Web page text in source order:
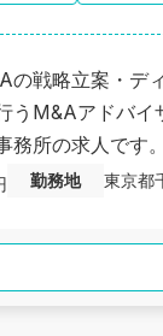
の戦略立案・デ
うM&Aアドバ
所の求人です。
勤務地 東京都